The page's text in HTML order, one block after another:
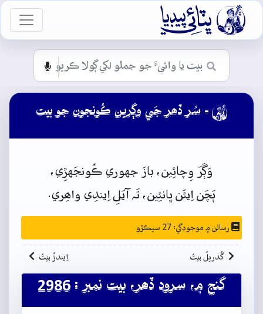

 - سُر ڏھر جَي وڳرين ڪُونجون جو بيت
وَڳَرَ وِچائِين،بازَ جهوري ڪُونجَهڙِي،
ٻَچَن اِيئَن ڀانئِين، تَہ آيَلِ اِيندِي واھِري.
رسالن ۾ موجودگي: 27 سيڪڙو
گُذريلُ بيتُ اِيندڙُ بيتُ
گنج ۾، سرود ڏھر، بيت نمبر : 2986